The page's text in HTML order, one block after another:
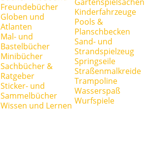
Freundebücher
Globen und
Atlanten
Mal- und
Bastelbücher
Minibücher
Sachbücher &
Ratgeber
Sticker- und
Sammelbücher
Wissen und Lernen
Kinderfahrzeuge
Pools &
Planschbecken
Sand- und
Strandspielzeug
Springseile
Straßenmalkreide
Trampoline
Wasserspaß
Wurfspiele